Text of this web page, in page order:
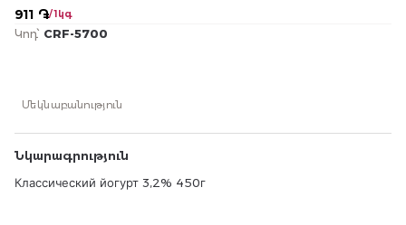
911 ֏/ 1կգ
Կոդ՝ CRF-5700
Մեկնաբանություն
Նկարագրություն
Классический йогурт 3,2% 450г